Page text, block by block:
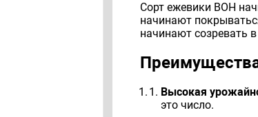
Сорт ежевики ВОН
начинают
начинают созревать
Высокая
это число.